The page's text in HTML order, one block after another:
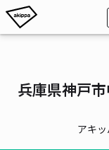
兵庫県神戸
アキ